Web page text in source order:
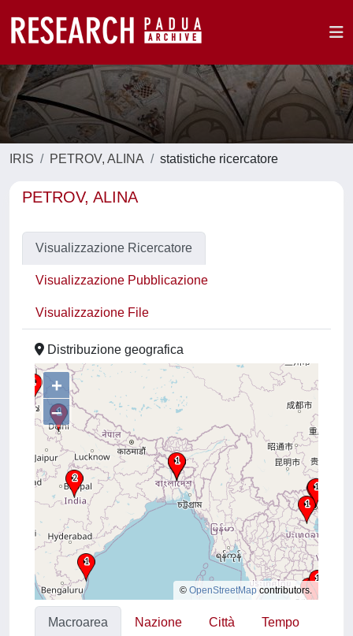
IRIS PETROV, ALINA statistiche ricercatore
PETROV, ALINA
Visualizzazione Ricercatore
Visualizzazione Pubblicazione
Visualizzazione File
Distribuzione geografica
+
–
© OpenStreetMap contributors.
Macroarea Nazione Città Tempo